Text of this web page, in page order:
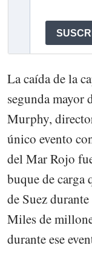
La caída de la
segunda mayor
Murphy,
único evento
del Mar Rojo
buque de carga
de Suez
Miles de
durante ese